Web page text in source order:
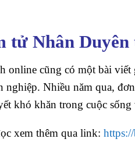
tử Nhân
online cũng có một bài
nghiệp. Nhiều năm qua,
khó khăn trong cuộc
xem thêm qua link: